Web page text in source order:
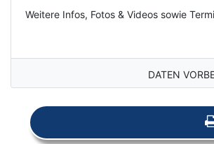
Weitere Infos, Fotos & Videos sowie
DATEN